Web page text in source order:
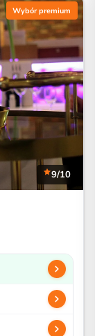
Wybór premium
9/10